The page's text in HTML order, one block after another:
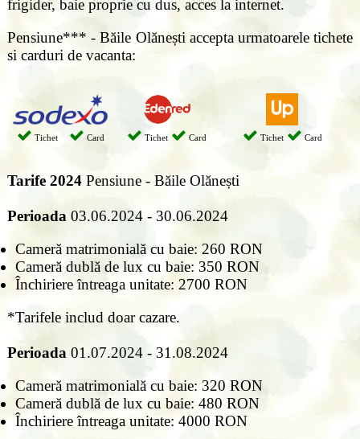
frigider, baie proprie cu dus, acces la internet.
Pensiune*** - Băile Olănești accepta urmatoarele tichete
si carduri de vacanta:
Tichet Card Tichet Card Tichet Card
Tarife 2024 Pensiune - Băile Olănești
Perioada 03.06.2024 - 30.06.2024
Cameră matrimonială cu baie: 260 RON
Cameră dublă de lux cu baie: 350 RON
Închiriere întreaga unitate: 2700 RON
*Tarifele includ doar cazare.
Perioada 01.07.2024 - 31.08.2024
Cameră matrimonială cu baie: 320 RON
Cameră dublă de lux cu baie: 480 RON
Închiriere întreaga unitate: 4000 RON